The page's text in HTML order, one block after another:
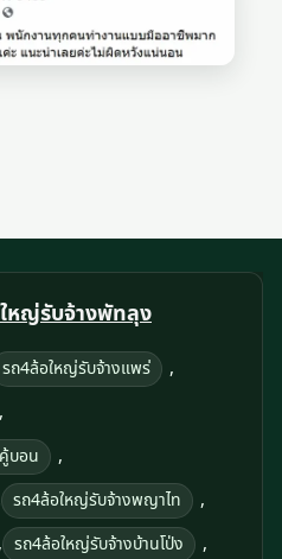
หญ่รับจ้างพัทลุง
รถ4ล้อใหญ่รับจ้างแพร่ ,
,
บอน ,
รถ4ล้อใหญ่รับจ้างพญาไท ,
, รถ4ล้อใหญ่รับจ้างบ้านโป่ง ,